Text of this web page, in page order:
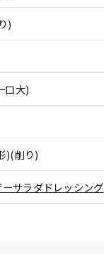
)
口大)
)(削り)
サラダドレッシング